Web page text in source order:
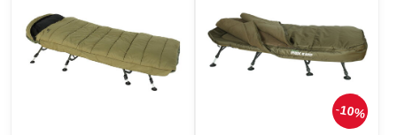
10%